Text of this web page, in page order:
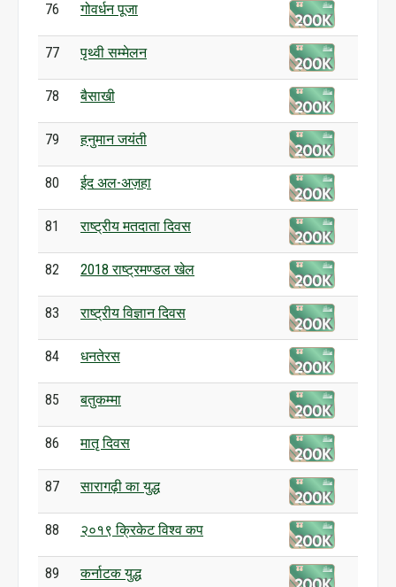
76 गोवर्धन पूजा
77 पृथ्वी सम्मेलन
78 बैसाखी
79 हनुमान जयंती
80 ईद अल-अज़हा
81 राष्ट्रीय मतदाता दिवस
82 2018 राष्ट्रमण्डल खेल
83 राष्ट्रीय विज्ञान दिवस
84 धनतेरस
85 बतुकम्मा
86 मातृ दिवस
87 सारागढ़ी का युद्ध
88 २०१९ क्रिकेट विश्व कप
89 कर्नाटक युद्ध